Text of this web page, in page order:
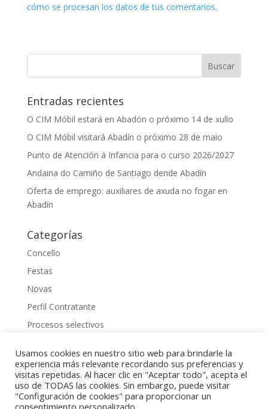
cómo se procesan los datos de tus comentarios.
Entradas recientes
O CIM Móbil estará en Abadón o próximo 14 de xullo
O CIM Móbil visitará Abadín o próximo 28 de maio
Punto de Atención á Infancia para o curso 2026/2027
Andaina do Camiño de Santiago dende Abadín
Oferta de emprego: auxiliares de axuda no fogar en
Abadín
Categorías
Concello
Festas
Novas
Perfil Contratante
Procesos selectivos
2023 Gestionado porRaquel Cuadrado
Usamos cookies en nuestro sitio web para brindarle la
experiencia más relevante recordando sus preferencias y
visitas repetidas. Al hacer clic en "Aceptar todo", acepta el
uso de TODAS las cookies. Sin embargo, puede visitar
"Configuración de cookies" para proporcionar un
consentimiento personalizado.